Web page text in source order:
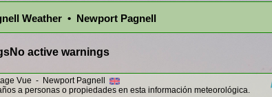
Weather • Newport Pagnell
No active warnings
Vue - Newport Pagnell
a personas o propiedades en esta información meteorológica.